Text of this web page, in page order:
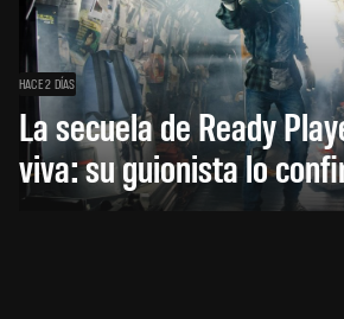
HACE 2 DÍAS
La secuela de Ready
viva: su guionista lo